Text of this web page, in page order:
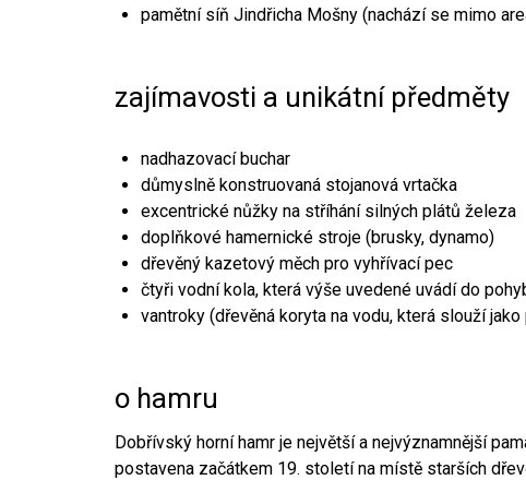
pamětní síň Jindřicha Mošny (nachází se mimo
zajímavosti a unikátní předměty
nadhazovací buchar
důmyslně konstruovaná stojanová vrtačka
excentrické nůžky na stříhání silných plátů železa
doplňkové hamernické stroje (brusky, dynamo)
dřevěný kazetový měch pro vyhřívací pec
čtyři vodní kola, která výše uvedené uvádí do
vantroky (dřevěná koryta na vodu, která slouží
o hamru
Dobřívský horní hamr je největší a nejvýznamnější
postavena začátkem 19. století na místě starších